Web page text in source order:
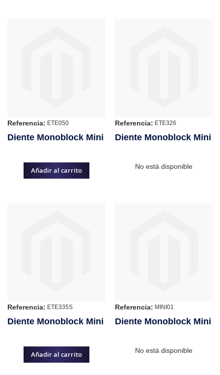
Referencia: ETE050
Diente Monoblock Mini
Añadir al carrito
Referencia: ETE326
Diente Monoblock Mini
No está disponible
Referencia: ETE335S
Diente Monoblock Mini
Añadir al carrito
Referencia: MINI01
Diente Monoblock Mini
No está disponible